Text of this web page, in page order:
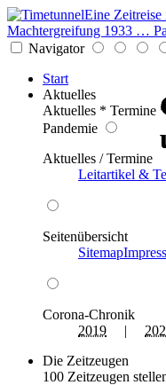
Eine
Machtergreifung 1933 …
Navigator
Start
Aktuelles
Aktuelles * Termine
Pandemie
Aktuelles / Termine
Leitartikel &
Seitenübersicht
Sitemap
Corona-Chronik
2019 |
Die Zeitzeugen
100 Zeitzeugen